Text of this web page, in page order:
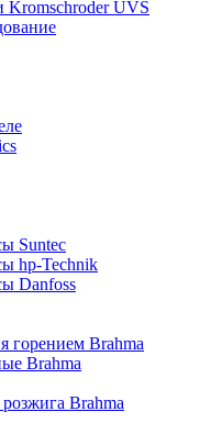
Kromschroder UVS
Suntec
hp-Technik
Danfoss
горением Brahma
Brahma
Brahma